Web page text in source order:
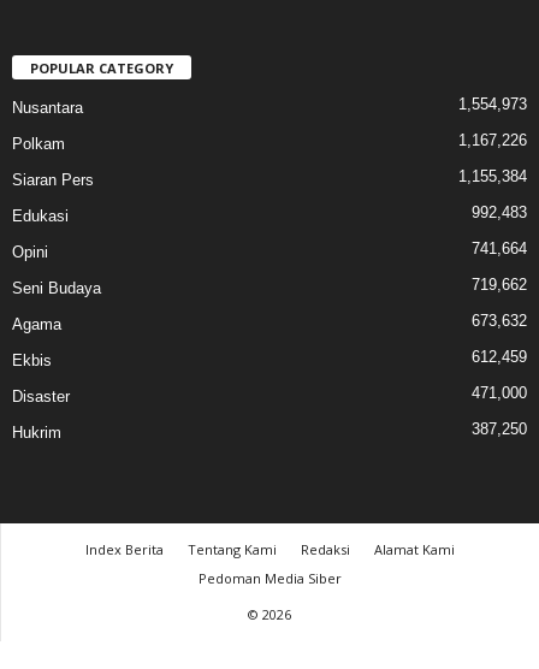
POPULAR CATEGORY
Nusantara 1,554,973
Polkam 1,167,226
Siaran Pers 1,155,384
Edukasi 992,483
Opini 741,664
Seni Budaya 719,662
Agama 673,632
Ekbis 612,459
Disaster 471,000
Hukrim 387,250
Index Berita Tentang Kami Redaksi
Alamat Kami
Pedoman Media Siber
© 2026